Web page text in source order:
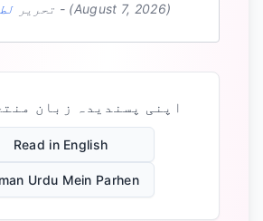
(August 7, 2026)
- تحریر
اپنی پسندیدہ زبان
Read in English
Urdu Mein Parhen